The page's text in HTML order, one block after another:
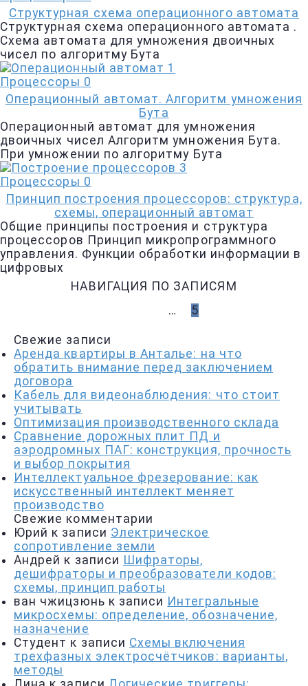
Структурная схема операционного автомата
Структурная схема операционного автомата .
Схема автомата для умноже­ния двоичных
чисел по алгоритму Бута
Процессоры 0
Операционный автомат. Алгоритм умножения
Бута
Операционный автомат для умножения
двоичных чисел Алгоритм умножения Бута.
При умножении по алгоритму Бута
Процессоры 0
Принцип построения процессоров: структура,
схемы, операционный автомат
Общие принципы построения и структура
процессоров Принцип микропрограммного
управления. Функции обработки информа­ции в
цифровых
НАВИГАЦИЯ ПО ЗАПИСЯМ
… 5
Свежие записи
Аренда квартиры в Анталье: на что
обратить внимание перед заключением
договора
Кабель для видеонаблюдения: что стоит
учитывать
Оптимизация производственного склада
Сравнение дорожных плит ПД и
аэродромных ПАГ: конструкция, прочность
и выбор покрытия
Интеллектуальное фрезерование: как
искусственный интеллект меняет
производство
Свежие комментарии
Юрий к записи Электрическое
сопротивление земли
Андрей к записи Шифраторы,
дешифраторы и преобразователи кодов:
схемы, принцип работы
ван чжицзюнь к записи Интегральные
микросхемы: определение, обозначение,
назначение
Студент к записи Схемы включения
трехфазных электросчётчиков: варианты,
методы